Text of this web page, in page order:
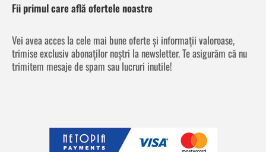
Fii primul care află ofertele noastre
Vei avea acces la cele mai bune oferte și informații valoroase,
trimise exclusiv abonaților noștri la newsletter. Te asigurăm că nu
trimitem mesaje de spam sau lucruri inutile!